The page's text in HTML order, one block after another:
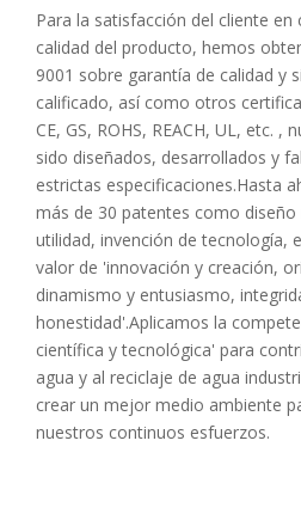
Para la satisfacción del cliente en
calidad del producto, hemos
9001 sobre garantía de calidad y
calificado, así como otros
CE, GS, ROHS, REACH, UL, etc.
sido diseñados, desarrollados y
estrictas especificaciones.Hasta
más de 30 patentes como
utilidad, invención de tecnología,
valor de 'innovación y creación,
dinamismo y entusiasmo,
honestidad'.Aplicamos la
científica y tecnológica' para
agua y al reciclaje de agua
crear un mejor medio ambiente
nuestros continuos esfuerzos.